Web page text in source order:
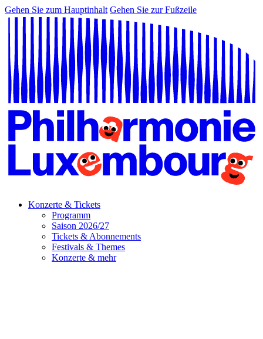
Gehen Sie zum Hauptinhalt Gehen Sie zur Fußzeile
Konzerte & Tickets
Programm
Saison 2026/27
Tickets & Abonnements
Festivals & Themes
Konzerte & mehr